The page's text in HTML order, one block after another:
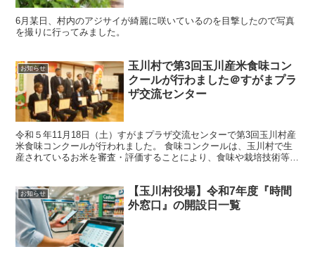
6月某日、村内のアジサイが綺麗に咲いているのを目撃したので写真
を撮りに行ってみました。
お知らせ
玉川村で第3回玉川産米食味コン
クールが行わました＠すがまプラ
ザ交流センター
令和５年11月18日（土）すがまプラザ交流センターで第3回玉川村産
米食味コンクールが行われました。 食味コンクールは、玉川村で生
産されているお米を審査・評価することにより、食味や栽培技術等の
お知らせ
【玉川村役場】令和7年度『時間
外窓口』の開設日一覧